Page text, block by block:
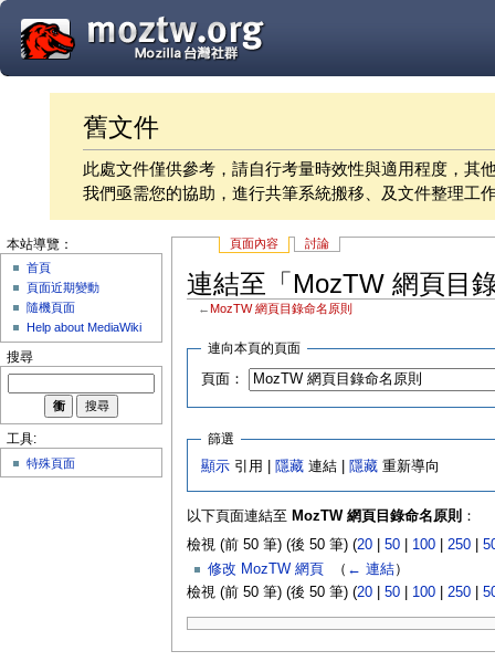
舊文件
此處文件僅供參考，請自行考量時效性與適用程度，其
我們亟需您的協助，進行共筆系統搬移、及文件整理工
頁面內容 討論
連結至「MozTW 網頁目
← MozTW 網頁目錄命名原則
連向本頁的頁面
頁面：
篩選
顯示 引用 | 隱藏 連結 | 隱藏 重新導向
以下頁面連結至 MozTW 網頁目錄命名原則 ：
檢視 (前 50 筆) (後 50 筆) (20| 50| 100| 250|
修改 MozTW 網頁
（ ← 連結）
檢視 (前 50 筆) (後 50 筆) (20| 50| 100| 250|
本站導覽：
首頁
頁面近期變動
隨機頁面
Help about MediaWiki
搜尋
工具:
特殊頁面